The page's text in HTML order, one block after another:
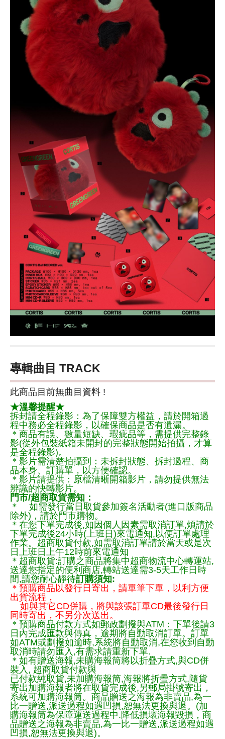
專輯曲目 TRACK
此商品目前無曲目資料 !
★溫馨提醒★
拆封請全程錄影：為了保障雙方權益，請於開箱過
程中務必全程錄影，以確保商品是否有遺漏。
＊商品有誤、數量短缺、瑕疵品等，需提供完整錄
影(從外包裝紙箱未開封的完整狀態開始拍攝，才算
是全程錄影)。
＊影片需清楚拍攝到：未拆封狀態、拆封過程、商
品本身、訂購單，以方便確認。
＊影片請提供：原檔清晰開箱影片，請勿提供無法
辨識的快轉影片。
門市/超商取貨需知：
＊ 如需發行當日取貨參加簽名活動者(進口版商品
除外)，請於門市購物。
＊在您下單完成後,如因個人因素需取消訂單,煩請於
下單完成後24小時(上班日)來電通知,以便訂單處理
作業。超商取貨付款,如需取消訂單請於當天或是次
日上班日上午12時前來電通知
＊超商取貨:訂購之商品將集中超商物流中心轉運站,
送達您指定的便利商店,轉站送達需3-5天工作日時
間,請您耐心靜待訂購須知:
＊預購商品以發行日寄出，請單筆下單，以利方便
出貨流程，
如與其它CD併購，將與該張訂單CD最後發行日
同時寄出，不另分次送出。
＊預購商品付款方式如郵政劃撥與ATM：下單後請3
日內完成匯款與傳真，逾期將自動取消訂單。訂單
如ATM或劃撥如逾時,系統將自動取消,在您收到自動
取消時請勿匯入,有需求請重新下單.
＊如有贈送海報,未購海報筒將以折疊方式,與CD併
裝入, 超商取貨付款與
已付款純取貨,未加購海報筒,海報將折疊方式,隨貨
寄出加購海報者將在取貨完成後,另郵局掛號寄出，
系統可加購海報筒。商品贈送之海報為非賣品,為一
比一贈送,派送過程如遇凹損,恕無法更換與退。(加
購海報筒為保障運送過程中.降低損壞海報毀損，商
品贈送之海報為非賣品,為一比一贈送,派送過程如遇
凹損,恕無法更換與退)。